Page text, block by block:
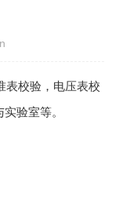
表校验，电压表校
验室等。